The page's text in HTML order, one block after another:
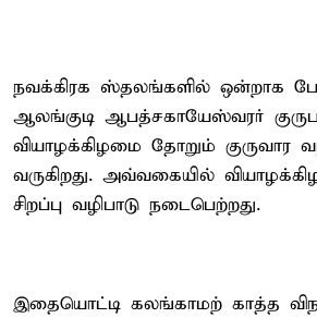
நவக்கிரக ஸ்தலங்களில் ஒன்றாக
ஆலங்குடி ஆபத்சகாயேஸ்வரர்
வியாழக்கிழமை தோறும் குருவார
வருகிறது. அவ்வகையில்
சிறப்பு வழிபாடு நடைபெற்றது.
இதையொட்டி கலங்காமற் காத்த